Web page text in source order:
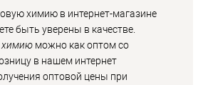
химию в интернет-магазине
быть уверены в качестве.
химию можно как оптом со
в нашем интернет
оптовой цены при